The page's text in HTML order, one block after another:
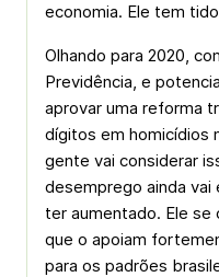
economia. Ele tem
Olhando para 2020,
Previdência, e
aprovar uma reforma
dígitos em homicídios
gente vai considerar
desemprego ainda
ter aumentado. Ele se
que o apoiam
para os padrões